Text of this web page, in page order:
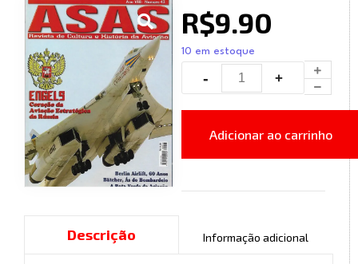
R$9.90
10 em estoque
Adicionar ao carrinho
Descrição Informação adicional